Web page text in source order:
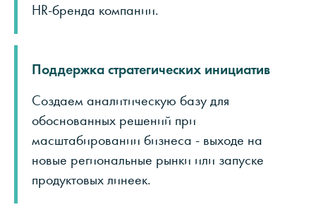
HR-бренда компании.
Поддержка стратегических инициатив
Создаем аналитическую базу для
обоснованных решений при
масштабировании бизнеса - выходе на
новые региональные рынки или запуске
продуктовых линеек.